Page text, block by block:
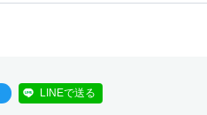
LINEで送る